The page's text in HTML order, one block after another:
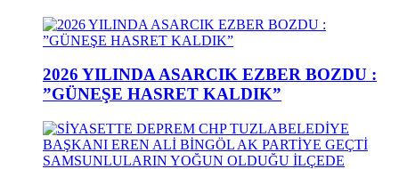
2026 YILINDA ASARCIK EZBER BOZDU :
”GÜNEŞE HASRET KALDIK”